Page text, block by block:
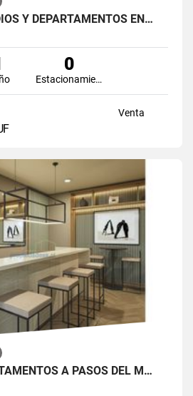
Y DEPARTAMENTOS EN…
0
Estacionamiento
Venta
A PASOS DEL M…